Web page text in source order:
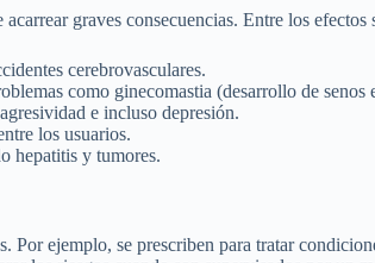
graves consecuencias. Entre los efectos
cerebrovasculares.
como ginecomastia (desarrollo de senos
e incluso depresión.
los usuarios.
hepatitis y tumores.
Por ejemplo, se prescriben para tratar